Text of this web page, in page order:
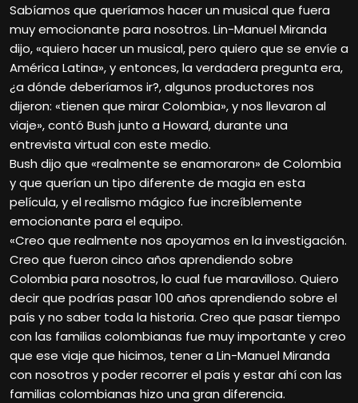
Sabíamos que queríamos hacer un musical que fuera
muy emocionante para nosotros. Lin-Manuel Miranda
dijo, «quiero hacer un musical, pero quiero que se envíe a
América Latina», y entonces, la verdadera pregunta era,
¿a dónde deberíamos ir?, algunos productores nos
dijeron: «tienen que mirar Colombia», y nos llevaron al
viaje», contó Bush junto a Howard, durante una
entrevista virtual con este medio.
Bush dijo que «realmente se enamoraron» de Colombia
y que querían un tipo diferente de magia en esta
película, y el realismo mágico fue increíblemente
emocionante para el equipo.
«Creo que realmente nos apoyamos en la investigación.
Creo que fueron cinco años aprendiendo sobre
Colombia para nosotros, lo cual fue maravilloso. Quiero
decir que podrías pasar 100 años aprendiendo sobre el
país y no saber toda la historia. Creo que pasar tiempo
con las familias colombianas fue muy importante y creo
que ese viaje que hicimos, tener a Lin-Manuel Miranda
con nosotros y poder recorrer el país y estar ahí con las
familias colombianas hizo una gran diferencia.